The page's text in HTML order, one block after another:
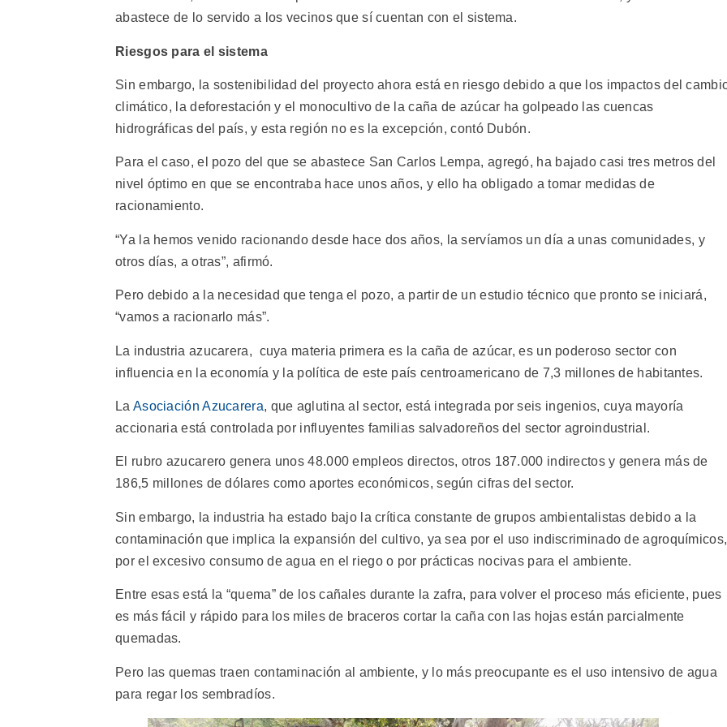
abastece de lo servido a los vecinos que sí cuentan con el sistema.
Riesgos para el sistema
Sin embargo, la sostenibilidad del proyecto ahora está en riesgo debido a que los impactos del
climático, la deforestación y el monocultivo de la caña de azúcar ha golpeado las cuencas
hidrográficas del país, y esta región no es la excepción, contó Dubón.
Para el caso, el pozo del que se abastece San Carlos Lempa, agregó, ha bajado casi tres metros del
nivel óptimo en que se encontraba hace unos años, y ello ha obligado a tomar medidas de
racionamiento.
“Ya la hemos venido racionando desde hace dos años, la servíamos un día a unas comunidades, y
otros días, a otras”, afirmó.
Pero debido a la necesidad que tenga el pozo, a partir de un estudio técnico que pronto se iniciará,
“vamos a racionarlo más”.
La industria azucarera, cuya materia primera es la caña de azúcar, es un poderoso sector con
influencia en la economía y la política de este país centroamericano de 7,3 millones de habitantes.
La Asociación Azucarera, que aglutina al sector, está integrada por seis ingenios, cuya mayoría
accionaria está controlada por influyentes familias salvadoreños del sector agroindustrial.
El rubro azucarero genera unos 48.000 empleos directos, otros 187.000 indirectos y genera más de
186,5 millones de dólares como aportes económicos, según cifras del sector.
Sin embargo, la industria ha estado bajo la crítica constante de grupos ambientalistas debido a la
contaminación que implica la expansión del cultivo, ya sea por el uso indiscriminado de agroquímicos,
por el excesivo consumo de agua en el riego o por prácticas nocivas para el ambiente.
Entre esas está la “quema” de los cañales durante la zafra, para volver el proceso más eficiente, pues
es más fácil y rápido para los miles de braceros cortar la caña con las hojas están parcialmente
quemadas.
Pero las quemas traen contaminación al ambiente, y lo más preocupante es el uso intensivo de agua
para regar los sembradíos.